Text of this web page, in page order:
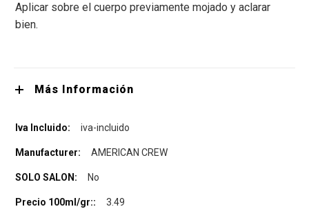
Aplicar sobre el cuerpo previamente mojado y aclarar
bien.
Más Información
iva-incluido
AMERICAN CREW
No
3.49